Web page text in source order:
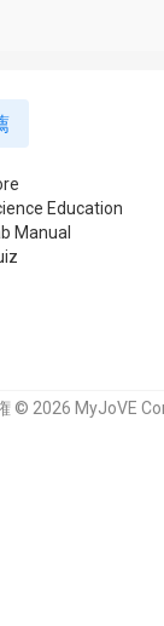
Education
Manual
© 2026 MyJoVE